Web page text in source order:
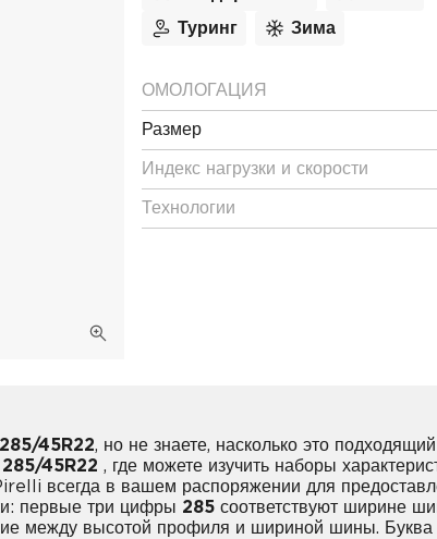
Туринг
Зима
ОМОЛОГАЦИЯ
Размер
Индекс нагрузки и скорости
Технологии
285/45R22, но не знаете, насколько это
285/45R22 , где можете изучить наборы
всегда в вашем распоряжении для
первые три цифры 285 соответствуют ширине
между высотой профиля и шириной шины. Буква